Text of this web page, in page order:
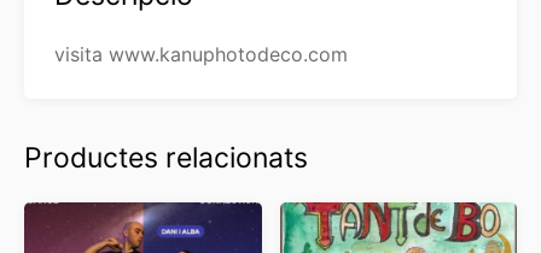
visita www.kanuphotodeco.com
Productes relacionats